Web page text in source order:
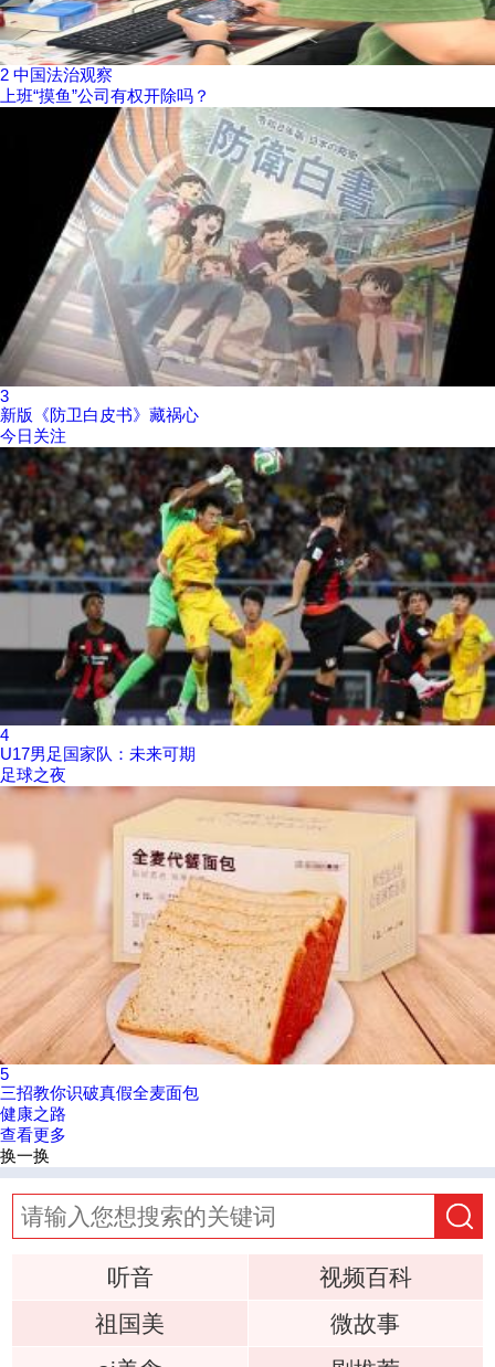
2 中国法治观察
上班“摸鱼”公司有权开除吗？
3
新版《防卫白皮书》藏祸心
今日关注
4
U17男足国家队：未来可期
足球之夜
5
三招教你识破真假全麦面包
健康之路
查看更多
换一换
听音
视频百科
祖国美
微故事